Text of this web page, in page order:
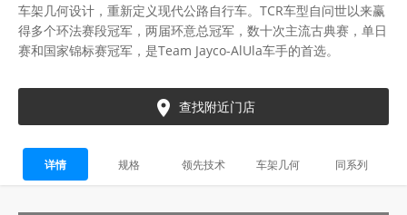
车架几何设计，重新定义现代公路自行车。TCR车型自问世以来赢
得多个环法赛段冠军，两届环意总冠军，数十次主流古典赛，单日
赛和国家锦标赛冠军，是Team Jayco-AlUla车手的首选。
 查找附近门店
详情 规格 领先技术 车架几何 同系列